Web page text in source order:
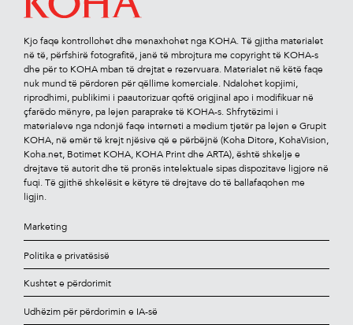
Kjo faqe kontrollohet dhe menaxhohet nga KOHA. Të gjitha materialet
në të, përfshirë fotograﬁtë, janë të mbrojtura me copyright të KOHA-s
dhe për to KOHA mban të drejtat e rezervuara. Materialet në këtë faqe
nuk mund të përdoren për qëllime komerciale. Ndalohet kopjimi,
riprodhimi, publikimi i paautorizuar qoftë origjinal apo i modiﬁkuar në
çfarëdo mënyre, pa lejen paraprake të KOHA-s. Shfrytëzimi i
materialeve nga ndonjë faqe interneti a medium tjetër pa lejen e Grupit
KOHA, në emër të krejt njësive që e përbëjnë (Koha Ditore, KohaVision,
Koha.net, Botimet KOHA, KOHA Print dhe ARTA), është shkelje e
drejtave të autorit dhe të pronës intelektuale sipas dispozitave ligjore në
fuqi. Të gjithë shkelësit e këtyre të drejtave do të ballafaqohen me
ligjin.
Marketing
Politika e privatësisë
Kushtet e përdorimit
Udhëzim për përdorimin e IA-së